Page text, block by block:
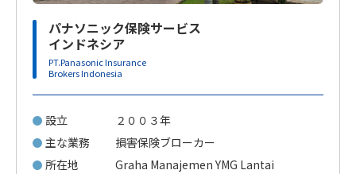
パナソニック保険サービス
インドネシア
PT.Panasonic Insurance
Brokers Indonesia
設立
２００３年
主な業務
損害保険ブローカー
所在地
Graha Manajemen YMG Lantai